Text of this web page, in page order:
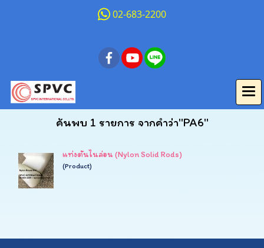
02-683-2200
ค้นพบ 1 รายการ จากคำว่า"PA6"
แท่งตันไนล่อน (Nylon Solid Rods)
(Product)